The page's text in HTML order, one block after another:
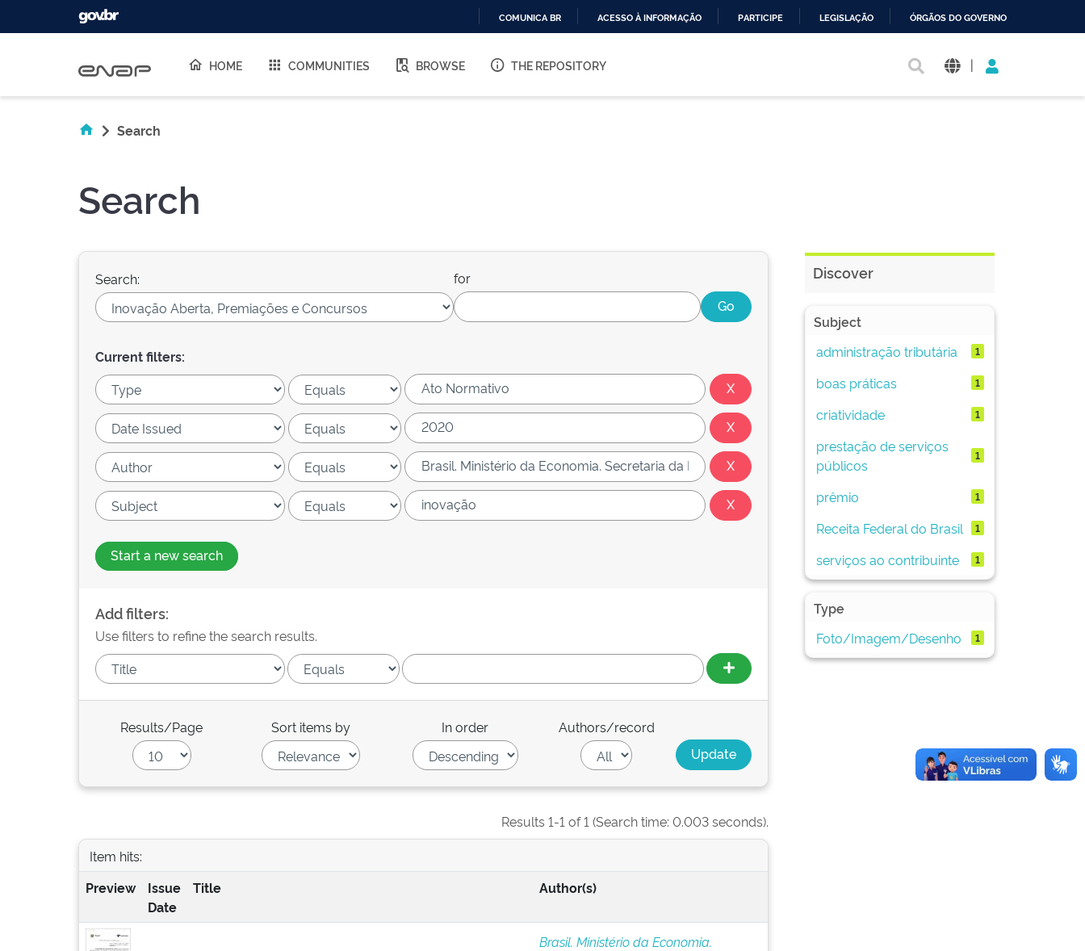
O
COMUNICA BR ACESSO À INFORMAÇÃO PARTICIPE LEGISLAÇÃO ÓRGÃOS DO GOVERNO
HOME COMMUNITIES BROWSE THE REPOSITORY |
Search
Search
Search: for
Current filters:
Start a new search
Add filters:
Use filters to refine the search results.
Results/Page Sort items by In order Authors/record
Results 1-1 of 1 (Search time: 0.003 seconds).
Item hits:
Preview
Issue
Date
Title Author(s)
Brasil. Ministério da Economia.
Discover
Subject
administração tributária
1
boas práticas 1
criatividade 1
prestação de serviços
públicos
1
prêmio 1
Receita Federal do Brasil 1
serviços ao contribuinte 1
Type
Foto/Imagem/Desenho
1